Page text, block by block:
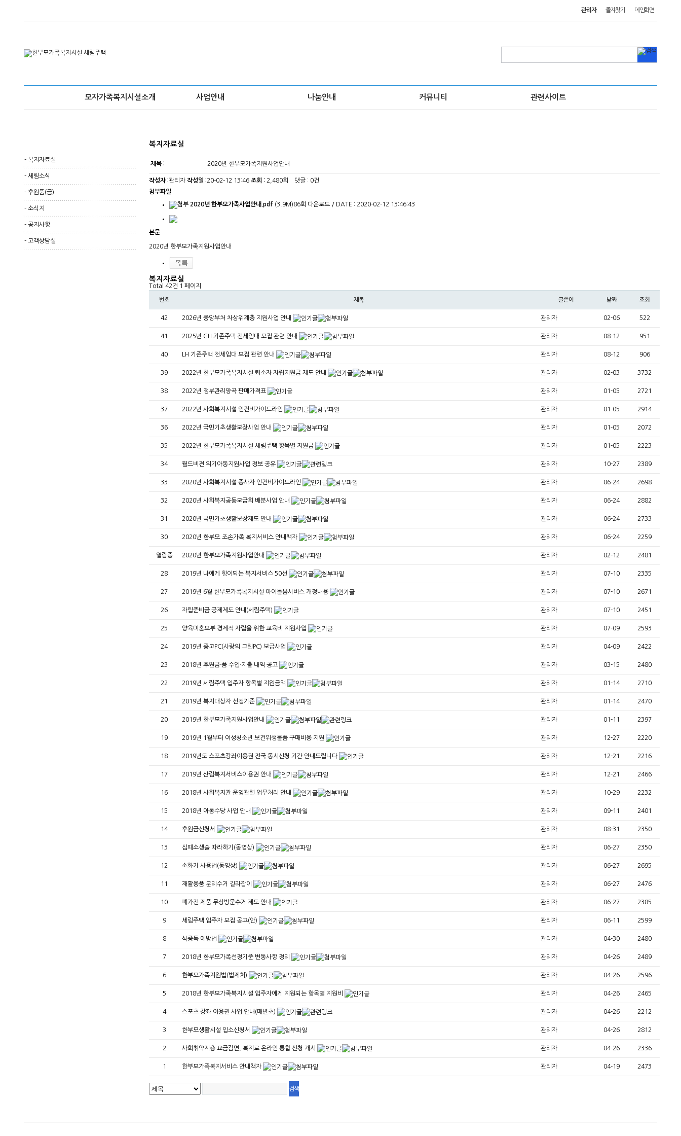
관리자 즐겨찾기 메인화면
모자가족복지시설소개 사업안내 나눔안내 커뮤니티 관련사이트
- 복지자료실
- 세림소식
- 후원품(금)
- 소식지
- 공지사항
- 고객상담실
복지자료실
제목 : 2020년 한부모가족지원사업안내
작성자 :관리자 작성일 :20-02-12 13:46 조회 : 2,480회 댓글 : 0건
첨부파일
2020년 한부모가족사업안내.pdf (3.9M)86회 다운로드 / DATE : 2020-02-12 13:46:43
본문
2020년 한부모가족지원사업안내
복지자료실
Total 42건 1 페이지
번호 제목 글쓴이 날짜 조회
42 2026년 중앙부처 차상위계층 지원사업 안내 관리자 02-06 522
41 2025년 GH 기존주택 전세임대 모집 관련 안내 관리자 08-12 951
40 LH 기존주택 전세임대 모집 관련 안내 관리자 08-12 906
39 2022년 한부모가족복지시설 퇴소자 자립지원금 제도 안내 관리자 02-03 3732
38 2022년 정부관리양곡 판매가격표 관리자 01-05 2721
37 2022년 사회복지시설 인건비가이드라인 관리자 01-05 2914
36 2022년 국민기초생활보장사업 안내 관리자 01-05 2072
35 2022년 한부모가족복지시설 세림주택 항목별 지원금 관리자 01-05 2223
34 월드비젼 위기아동지원사업 정보 공유 관리자 10-27 2389
33 2020년 사회복지시설 종사자 인건비가이드라인 관리자 06-24 2698
32 2020년 사회복지공동모금회 배분사업 안내 관리자 06-24 2882
31 2020년 국민기초생활보장제도 안내 관리자 06-24 2733
30 2020년 한부모.조손가족 복지서비스 안내책자 관리자 06-24 2259
열람중 2020년 한부모가족지원사업안내 관리자 02-12 2481
28 2019년 나에게 힘이되는 복지서비스 50선 관리자 07-10 2335
27 2019년 6월 한부모가족복지시설 아이돌봄서비스 개정내용 관리자 07-10 2671
26 자립준비금 공제제도 안내(세림주택) 관리자 07-10 2451
25 양육미혼모부 경제적 자립을 위한 교육비 지원사업 관리자 07-09 2593
24 2019년 중고PC(사랑의 그린PC) 보급사업 관리자 04-09 2422
23 2018년 후원금·품 수입·지출 내역 공고 관리자 03-15 2480
22 2019년 세림주택 입주자 항목별 지원금액 관리자 01-14 2710
21 2019년 복지대상자 선정기준 관리자 01-14 2470
20 2019년 한부모가족지원사업안내 관리자 01-11 2397
19 2019년 1월부터 여성청소년 보건위생물품 구매비용 지원 관리자 12-27 2220
18 2019년도 스포츠강좌이용권 전국 동시신청 기간 안내드립니다 관리자 12-21 2216
17 2019년 산림복지서비스이용권 안내 관리자 12-21 2466
16 2018년 사회복지관 운영관련 업무처리 안내 관리자 10-29 2232
15 2018년 아동수당 사업 안내 관리자 09-11 2401
14 후원금신청서 관리자 08-31 2350
13 심폐소생술 따라하기(동영상) 관리자 06-27 2350
12 소화기 사용법(동영상) 관리자 06-27 2695
11 재활용품 분리수거 길라잡이 관리자 06-27 2476
10 폐가전 제품 무상방문수거 제도 안내 관리자 06-27 2385
9 세림주택 입주자 모집 공고(안) 관리자 06-11 2599
8 식중독 예방법 관리자 04-30 2480
7 2018년 한부모가족선정기준 변동사항 정리 관리자 04-26 2489
6 한부모가족지원법(법제처) 관리자 04-26 2596
5 2018년 한부모가족복지시설 입주자에게 지원되는 항목별 지원비 관리자 04-26 2465
4 스포츠 강좌 이용권 사업 안내(매년초) 관리자 04-26 2212
3 한부모생활시설 입소신청서 관리자 04-26 2812
2 사회취약계층 요금감면, 복지로 온라인 통합 신청 개시 관리자 04-26 2336
1 한부모가족복지서비스 안내책자 관리자 04-19 2473